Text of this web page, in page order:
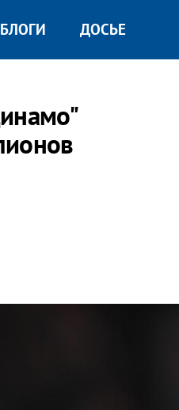
БЛОГИ ДОСЬЕ